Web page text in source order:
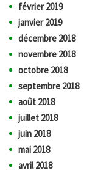
février 2019
janvier 2019
décembre 2018
novembre 2018
octobre 2018
septembre 2018
août 2018
juillet 2018
juin 2018
mai 2018
avril 2018